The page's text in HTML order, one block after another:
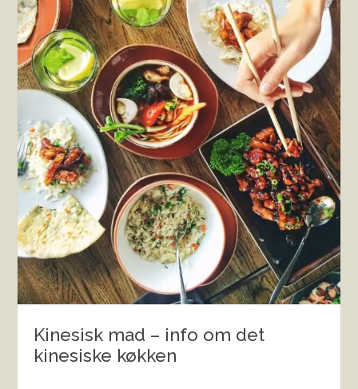
Kinesisk mad – info om det
kinesiske køkken